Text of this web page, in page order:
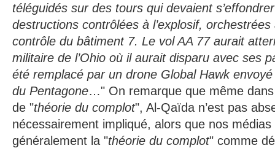
téléguidés sur des tours qui devaient
destructions contrôlées à l’explosif,
contrôle du bâtiment 7. Le vol AA 77 aurait
militaire de l’Ohio où il aurait disparu avec ses
été remplacé par un drone Global Hawk envoyé
du Pentagone…" On remarque que même
de "théorie du complot", Al-Qaïda n’est pas
nécessairement impliqué, alors que nos
généralement la "théorie du complot" comme